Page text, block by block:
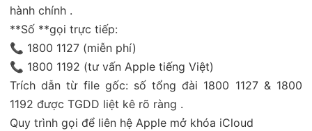
hành chính .
**Số **gọi trực tiếp:
📞 1800 1127 (miễn phí)
📞 1800 1192 (tư vấn Apple tiếng Việt)
Trích dẫn từ file gốc: số tổng đài 1800 1127 & 1800
1192 được TGDD liệt kê rõ ràng .
Quy trình gọi để liên hệ Apple mở khóa iCloud